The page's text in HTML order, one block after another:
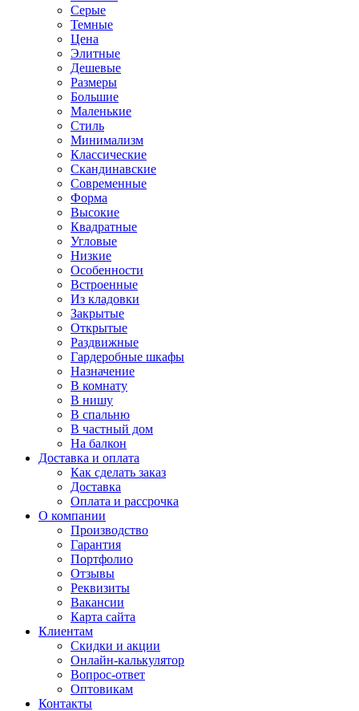
Серые
Темные
Цена
Элитные
Дешевые
Размеры
Большие
Маленькие
Стиль
Минимализм
Классические
Скандинавские
Современные
Форма
Высокие
Квадратные
Угловые
Низкие
Особенности
Встроенные
Из кладовки
Закрытые
Открытые
Раздвижные
Гардеробные шкафы
Назначение
В комнату
В нишу
В спальню
В частный дом
На балкон
Доставка и оплата
Как сделать заказ
Доставка
Оплата и рассрочка
О компании
Производство
Гарантия
Портфолио
Отзывы
Реквизиты
Вакансии
Карта сайта
Клиентам
Скидки и акции
Онлайн-калькулятор
Вопрос-ответ
Оптовикам
Контакты